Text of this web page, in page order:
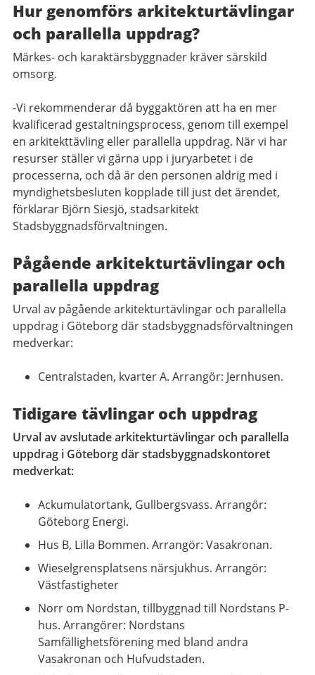
Hur genomförs arkitekturtävlingar
och parallella uppdrag?
Märkes- och karaktärsbyggnader kräver särskild
omsorg.
-Vi rekommenderar då byggaktören att ha en mer
kvalificerad gestaltningsprocess, genom till exempel
en arkitekttävling eller parallella uppdrag. När vi har
resurser ställer vi gärna upp i juryarbetet i de
processerna, och då är den personen aldrig med i
myndighetsbesluten kopplade till just det ärendet,
förklarar Björn Siesjö, stadsarkitekt
Stadsbyggnadsförvaltningen.
Pågående arkitekturtävlingar och
parallella uppdrag
Urval av pågående arkitekturtävlingar och parallella
uppdrag i Göteborg där stadsbyggnadsförvaltningen
medverkar:
Centralstaden, kvarter A. Arrangör: Jernhusen.
Tidigare tävlingar och uppdrag
Urval av avslutade arkitekturtävlingar och parallella
uppdrag i Göteborg där stadsbyggnadskontoret
medverkat:
Ackumulatortank, Gullbergsvass. Arrangör:
Göteborg Energi.
Hus B, Lilla Bommen. Arrangör: Vasakronan.
Wieselgrensplatsens närsjukhus. Arrangör:
Västfastigheter
Norr om Nordstan, tillbyggnad till Nordstans P-
hus. Arrangörer: Nordstans
Samfällighetsförening med bland andra
Vasakronan och Hufvudstaden.